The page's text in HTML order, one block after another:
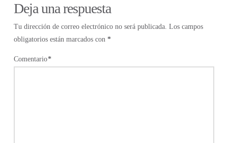
Deja una respuesta
Tu dirección de correo electrónico no será publicada. Los campos
obligatorios están marcados con *
Comentario*